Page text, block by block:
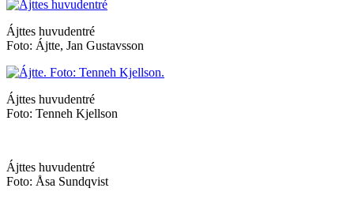
Ájttes huvudentré
Foto: Ájtte, Jan Gustavsson
Ájttes huvudentré
Foto: Tenneh Kjellson
Ájttes huvudentré
Foto: Åsa Sundqvist